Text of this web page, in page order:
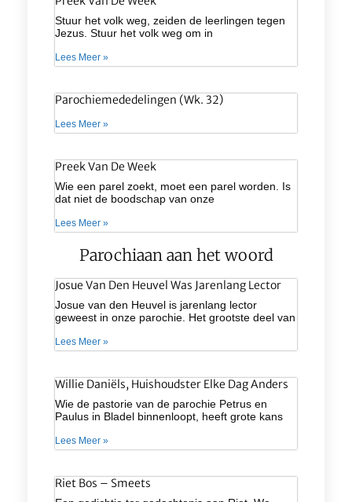
Stuur het volk weg, zeiden de leerlingen tegen
Jezus. Stuur het volk weg om in
Lees Meer »
Parochiemededelingen (wk. 32)
Lees Meer »
Preek Van De Week
Wie een parel zoekt, moet een parel worden. Is
dat niet de boodschap van onze
Lees Meer »
Parochiaan aan het woord
Josue Van Den Heuvel Was Jarenlang Lector
Josue van den Heuvel is jarenlang lector
geweest in onze parochie. Het grootste deel van
Lees Meer »
Willie Daniëls, Huishoudster Elke Dag Anders
Wie de pastorie van de parochie Petrus en
Paulus in Bladel binnenloopt, heeft grote kans
Lees Meer »
Riet Bos – Smeets